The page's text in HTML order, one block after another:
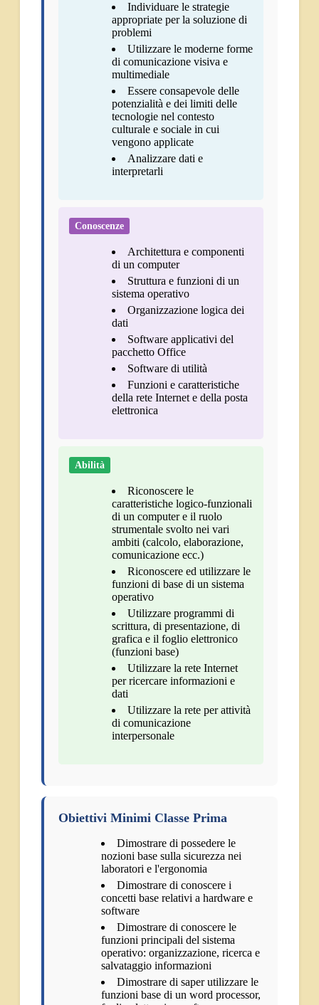
Individuare le strategie
appropriate per la soluzione di
problemi
Utilizzare le moderne forme
di comunicazione visiva e
multimediale
Essere consapevole delle
potenzialità e dei limiti delle
tecnologie nel contesto
culturale e sociale in cui
vengono applicate
Analizzare dati e
interpretarli
Conoscenze
Architettura e componenti
di un computer
Struttura e funzioni di un
sistema operativo
Organizzazione logica dei
dati
Software applicativi del
pacchetto Office
Software di utilità
Funzioni e caratteristiche
della rete Internet e della posta
elettronica
Abilità
Riconoscere le
caratteristiche logico-funzionali
di un computer e il ruolo
strumentale svolto nei vari
ambiti (calcolo, elaborazione,
comunicazione ecc.)
Riconoscere ed utilizzare le
funzioni di base di un sistema
operativo
Utilizzare programmi di
scrittura, di presentazione, di
grafica e il foglio elettronico
(funzioni base)
Utilizzare la rete Internet
per ricercare informazioni e
dati
Utilizzare la rete per attività
di comunicazione
interpersonale
Obiettivi Minimi Classe Prima
Dimostrare di possedere le
nozioni base sulla sicurezza nei
laboratori e l'ergonomia
Dimostrare di conoscere i
concetti base relativi a hardware e
software
Dimostrare di conoscere le
funzioni principali del sistema
operativo: organizzazione, ricerca e
salvataggio informazioni
Dimostrare di saper utilizzare le
funzioni base di un word processor,